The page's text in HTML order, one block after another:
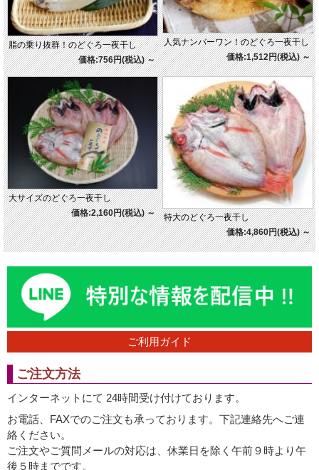
脂の乗り抜群！のどぐろ一夜干し
価格:756円(税込)～
人気ナンバーワン！のどぐろ一夜干し
価格:1,512円(税込)～
大サイズのどぐろ一夜干し
価格:2,160円(税込)～
特大のどぐろ一夜干し
価格:4,860円(税込)～
ご利用ガイド
ご注文方法
インターネットにて 24時間受け付けております。
お電話、FAXでのご注文も承っております。下記連絡先へご連
絡ください。
ご注文やご質問メールの対応は、休業日を除く午前９時より午
後５時までです。